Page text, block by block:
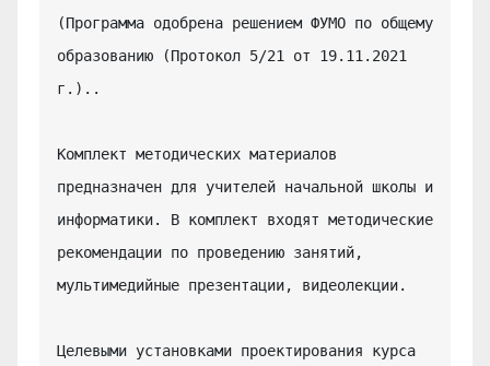
(Программа одобрена решением ФУМО по общему
образованию (Протокол 5/21 от 19.11.2021
г.)..
Комплект методических материалов
предназначен для учителей начальной школы и
информатики. В комплект входят методические
рекомендации по проведению занятий,
мультимедийные презентации, видеолекции.
Целевыми установками проектирования курса